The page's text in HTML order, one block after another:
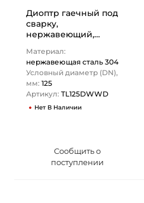
Диоптр гаечный под
сварку,
нержавеющий,
TITAN LOCK
Материал:
нержавеющая сталь 304
Условный диаметр (DN),
мм: 125
Артикул: TL125DWWD
Нет В Наличии
Сообщить о
поступлении